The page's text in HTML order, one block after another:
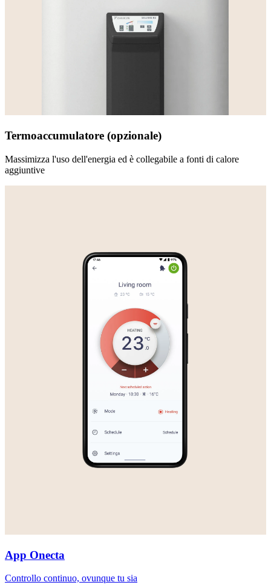
Termoaccumulatore (opzionale)
Massimizza l'uso dell'energia ed è collegabile a fonti di calore
aggiuntive
App Onecta
Controllo continuo, ovunque tu sia